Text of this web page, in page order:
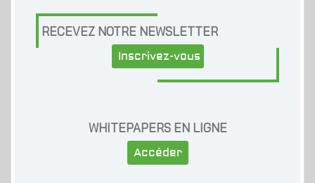
RECEVEZ NOTRE NEWSLETTER
Inscrivez-vous
WHITEPAPERS EN LIGNE
Accéder